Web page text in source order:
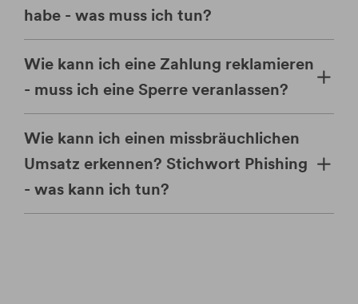
habe - was muss ich tun?
Wie kann ich eine Zahlung reklamieren
- muss ich eine Sperre veranlassen?
Wie kann ich einen missbräuchlichen
Umsatz erkennen? Stichwort Phishing
- was kann ich tun?